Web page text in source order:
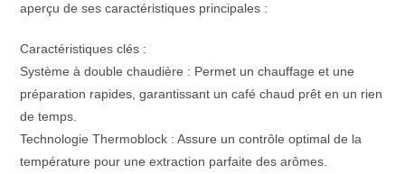
aperçu de ses caractéristiques principales :
Caractéristiques clés :
Système à double chaudière : Permet un chauffage et une
préparation rapides, garantissant un café chaud prêt en un rien
de temps.
Technologie Thermoblock : Assure un contrôle optimal de la
température pour une extraction parfaite des arômes.